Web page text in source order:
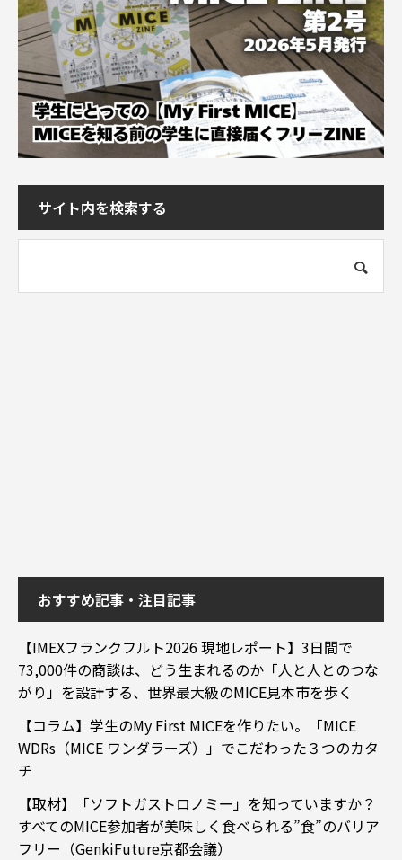
サイト内を検索する
おすすめ記事・注目記事
【IMEXフランクフルト2026 現地レポート】3日間で
73,000件の商談は、どう生まれるのか「人と人とのつな
がり」を設計する、世界最大級のMICE見本市を歩く
【コラム】学生のMy First MICEを作りたい。「MICE
WDRs（MICE ワンダラーズ）」でこだわった３つのカタ
チ
【取材】「ソフトガストロノミー」を知っていますか？
すべてのMICE参加者が美味しく食べられる”食”のバリア
フリー（GenkiFuture京都会議）